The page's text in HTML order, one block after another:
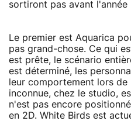
sortiront pas avant l'année
Le premier est Aquarica
pas grand-chose. Ce qui
est prête, le scénario
est déterminé, les
leur comportement lors de
inconnue, chez le studio,
n'est pas encore
en 2D. White Birds est